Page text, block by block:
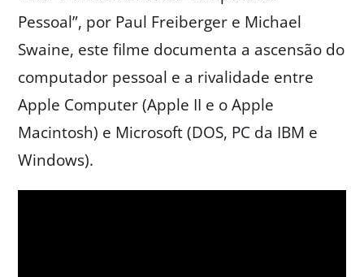
Pessoal”, por Paul Freiberger e Michael
Swaine, este filme documenta a ascensão do
computador pessoal e a rivalidade entre
Apple Computer (Apple II e o Apple
Macintosh) e Microsoft (DOS, PC da IBM e
Windows).